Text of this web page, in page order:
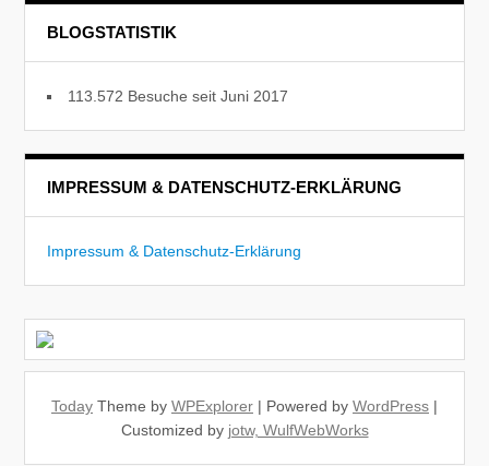
BLOGSTATISTIK
113.572 Besuche seit Juni 2017
IMPRESSUM & DATENSCHUTZ-ERKLÄRUNG
Impressum & Datenschutz-Erklärung
Today Theme by WPExplorer | Powered by WordPress |
Customized by jotw, WulfWebWorks